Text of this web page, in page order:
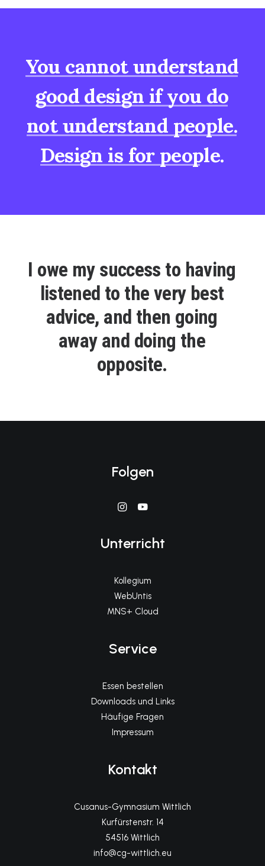
You cannot understand
good design if you do
not understand people.
Design is for people.
I owe my success to having
istened to the very best
advice, and then going
away and doing the
opposite.
Folgen
Unterricht
Kollegium
WebUntis
MNS+ Cloud
Service
Essen bestellen
Downloads und Links
Häufige Fragen
Impressum
Kontakt
Cusanus-Gymnasium Wittlich
Kurfürstenstr. 14
54516 Wittlich
info@cg-wittlich.eu